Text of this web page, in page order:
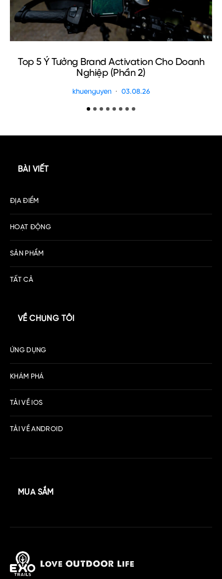
Top 5 Ý Tưởng Brand Activation Cho Doanh
Nghiệp (Phần 2)
khuenguyen 03.08.26
BÀI VIẾT
ĐỊA ĐIỂM
HOẠT ĐỘNG
SẢN PHẨM
TẤT CẢ
VỀ CHÚNG TÔI
ỨNG DỤNG
KHÁM PHÁ
TẢI VỀ IOS
TẢI VỀ ANDROID
MUA SẮM